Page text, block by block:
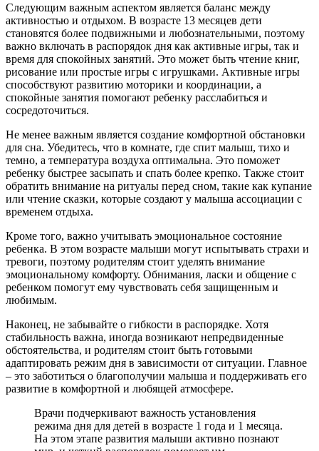
Следующим важным аспектом является баланс между
активностью и отдыхом. В возрасте 13 месяцев дети
становятся более подвижными и любознательными, поэтому
важно включать в распорядок дня как активные игры, так и
время для спокойных занятий. Это может быть чтение книг,
рисование или простые игры с игрушками. Активные игры
способствуют развитию моторики и координации, а
спокойные занятия помогают ребенку расслабиться и
сосредоточиться.
Не менее важным является создание комфортной обстановки
для сна. Убедитесь, что в комнате, где спит малыш, тихо и
темно, а температура воздуха оптимальна. Это поможет
ребенку быстрее засыпать и спать более крепко. Также стоит
обратить внимание на ритуалы перед сном, такие как купание
или чтение сказки, которые создают у малыша ассоциации с
временем отдыха.
Кроме того, важно учитывать эмоциональное состояние
ребенка. В этом возрасте малыши могут испытывать страхи и
тревоги, поэтому родителям стоит уделять внимание
эмоциональному комфорту. Обнимания, ласки и общение с
ребенком помогут ему чувствовать себя защищенным и
любимым.
Наконец, не забывайте о гибкости в распорядке. Хотя
стабильность важна, иногда возникают непредвиденные
обстоятельства, и родителям стоит быть готовыми
адаптировать режим дня в зависимости от ситуации. Главное
– это заботиться о благополучии малыша и поддерживать его
развитие в комфортной и любящей атмосфере.
Врачи подчеркивают важность установления
режима дня для детей в возрасте 1 года и 1 месяца.
На этом этапе развития малыши активно познают